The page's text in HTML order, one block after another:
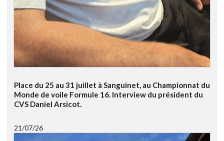
Place du 25 au 31 juillet à Sanguinet, au Championnat du
Monde de voile Formule 16. Interview du président du
CVS Daniel Arsicot.
21/07/26